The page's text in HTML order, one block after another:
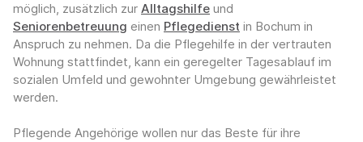
möglich, zusätzlich zur Alltagshilfe und
Seniorenbetreuung einen Pflegedienst in Bochum in
Anspruch zu nehmen. Da die Pflegehilfe in der vertrauten
Wohnung stattfindet, kann ein geregelter Tagesablauf im
sozialen Umfeld und gewohnter Umgebung gewährleistet
werden.
Pflegende Angehörige wollen nur das Beste für ihre